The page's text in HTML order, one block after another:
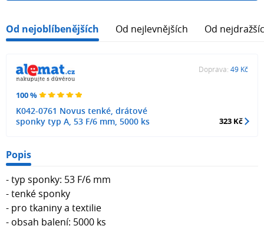
Od nejoblíbenějších Od nejlevnějších Od
100 %
K042-0761 Novus tenké, drátové
sponky typ A, 53 F/6 mm, 5000 ks
Doprava: 49 Kč
323 Kč
Popis
- typ sponky: 53 F/6 mm
- tenké sponky
- pro tkaniny a textilie
- obsah balení: 5000 ks